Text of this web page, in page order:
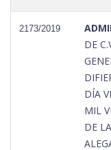
2173/2019
DE
DÍA
MIL
DE